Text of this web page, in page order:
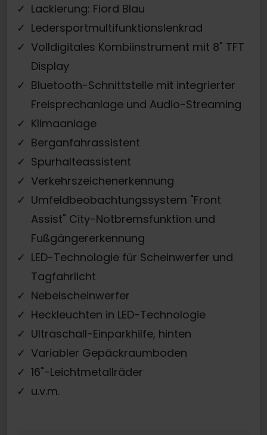
Lackierung: Fiord Blau
Ledersportmultifunktionslenkrad
Volldigitales Kombiinstrument mit 8" TFT
Display
Bluetooth-Schnittstelle mit integrierter
Freisprechanlage und Audio-Streaming
Klimaanlage
Berganfahrassistent
Spurhalteassistent
Verkehrszeichenerkennung
Umfeldbeobachtungssystem "Front
Assist" City-Notbremsfunktion und
Fußgängererkennung
LED-Technologie für Scheinwerfer und
Tagfahrlicht
Nebelscheinwerfer
Heckleuchten in LED-Technologie
Ultraschall-Einparkhilfe, hinten
Variabler Gepäckraumboden
16"-Leichtmetallräder
u.v.m.